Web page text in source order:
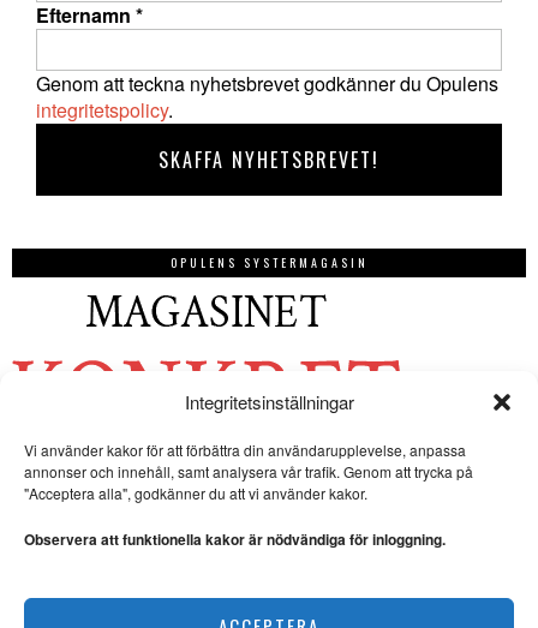
Integritetsinställningar
Vi använder kakor för att förbättra din användarupplevelse, anpassa
annonser och innehåll, samt analysera vår trafik. Genom att trycka på
"Acceptera alla", godkänner du att vi använder kakor.
Observera att funktionella kakor är nödvändiga för inloggning.
Efternamn *
Genom att teckna nyhetsbrevet godkänner du Opulens
integritetspolicy.
OPULENS SYSTERMAGASIN